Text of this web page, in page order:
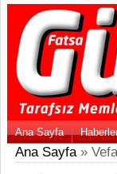
Ana Sayfa
Ana Sayfa»